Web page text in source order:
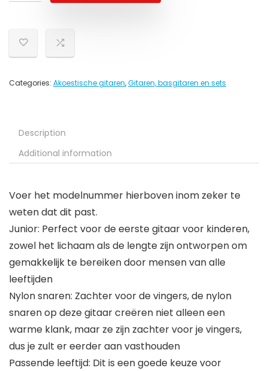
Categories: Akoestische gitaren,Gitaren, basgitaren en sets
Description
Additional information
Voer het modelnummer hierboven inom zeker te
weten dat dit past.
Junior: Perfect voor de eerste gitaar voor kinderen,
zowel het lichaam als de lengte zijn ontworpen om
gemakkelijk te bereiken door mensen van alle
leeftijden
Nylon snaren: Zachter voor de vingers, de nylon
snaren op deze gitaar creëren niet alleen een
warme klank, maar ze zijn zachter voor je vingers,
dus je zult er eerder aan vasthouden
Passende leeftijd: Dit is een goede keuze voor